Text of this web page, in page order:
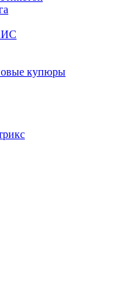
купюры